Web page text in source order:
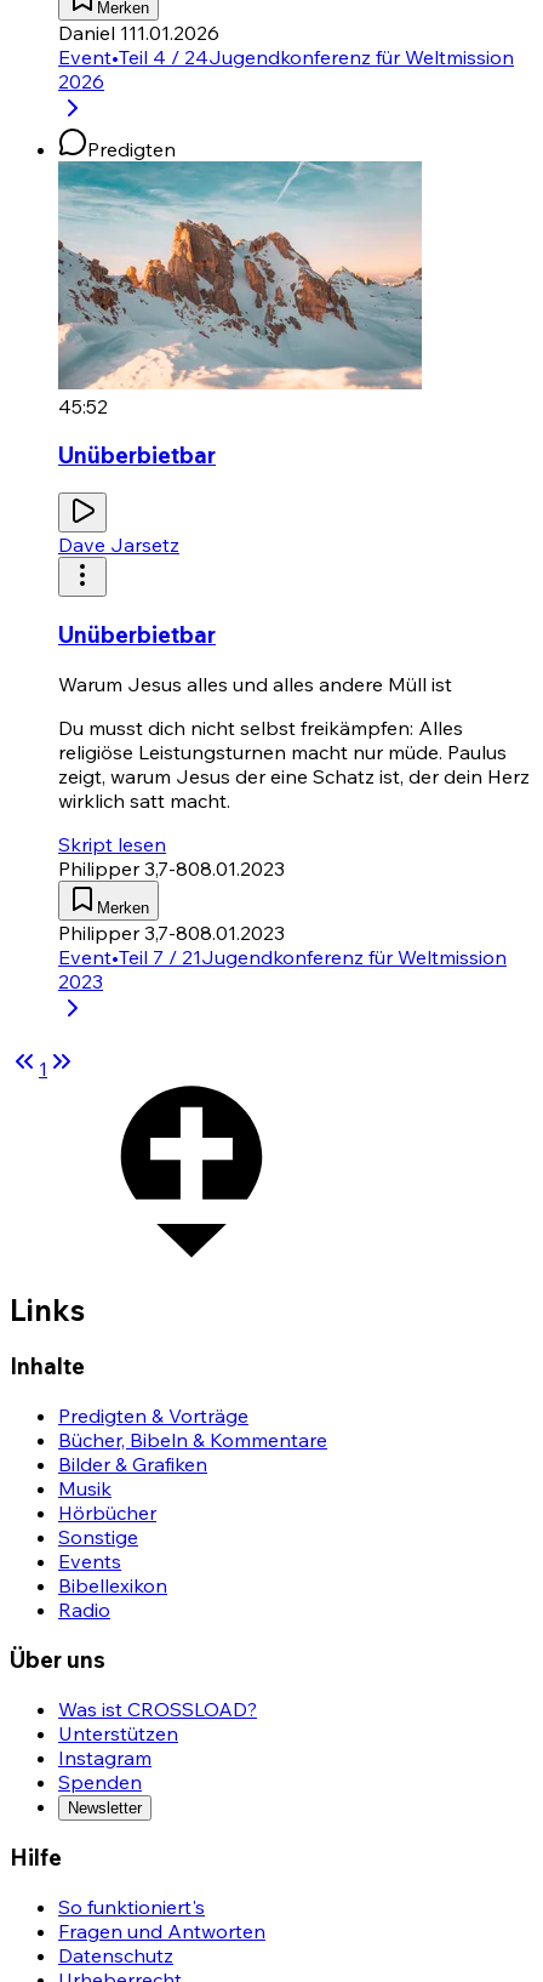
Merken
Daniel 111.01.2026
Event•Teil 4 / 24Jugendkonferenz für Weltmission
2026
Predigten
45:52
Unüberbietbar
Dave Jarsetz
Unüberbietbar
Warum Jesus alles und alles andere Müll ist
Du musst dich nicht selbst freikämpfen: Alles
religiöse Leistungsturnen macht nur müde. Paulus
zeigt, warum Jesus der eine Schatz ist, der dein Herz
wirklich satt macht.
Skript lesen
Philipper 3,7-808.01.2023
Merken
Philipper 3,7-808.01.2023
Event•Teil 7 / 21Jugendkonferenz für Weltmission
2023
1
Links
Inhalte
Predigten & Vorträge
Bücher, Bibeln & Kommentare
Bilder & Grafiken
Musik
Hörbücher
Sonstige
Events
Bibellexikon
Radio
Über uns
Was ist CROSSLOAD?
Unterstützen
Instagram
Spenden
Newsletter
Hilfe
So funktioniert's
Fragen und Antworten
Datenschutz